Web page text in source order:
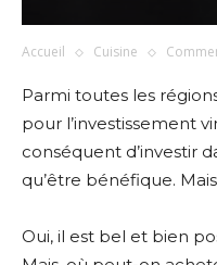
Accueil Cuisine
Parmi toutes les
pour l’investissement
conséquent d’investir
qu’être bénéfique.
Oui, il est bel et bien